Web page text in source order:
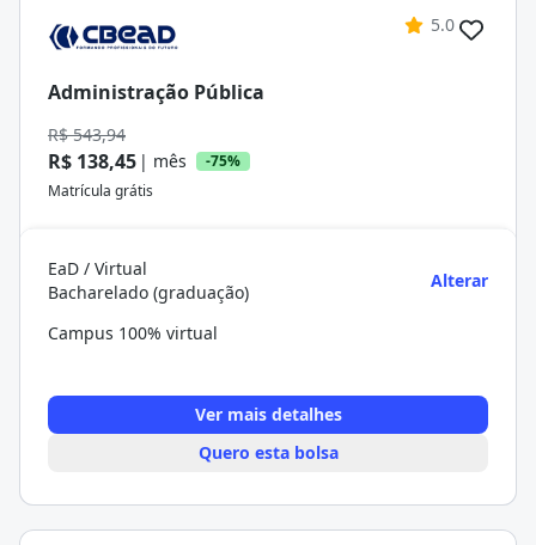
5.0
Administração Pública
R$ 543,94
R$ 138,45 | mês
-75%
Matrícula grátis
EaD / Virtual
Bacharelado (graduação)
Alterar
Campus 100% virtual
Ver mais detalhes
Quero esta bolsa